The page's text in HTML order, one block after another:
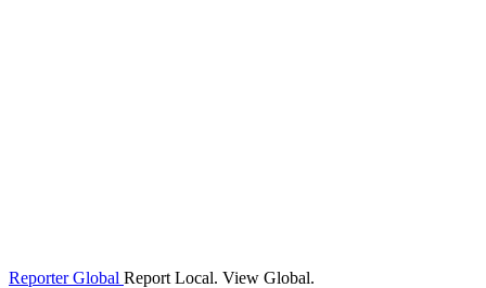
Reporter Global Report Local. View Global.